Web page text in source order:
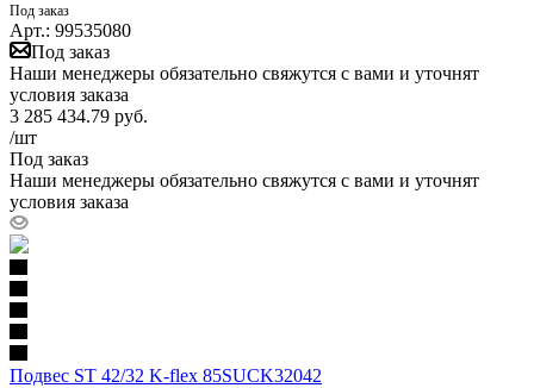
Под заказ
Арт.: 99535080
Под заказ
Наши менеджеры обязательно свяжутся с вами и уточнят
условия заказа
3 285 434.79 руб.
/шт
Под заказ
Наши менеджеры обязательно свяжутся с вами и уточнят
условия заказа
Подвес ST 42/32 K-flex 85SUCK32042